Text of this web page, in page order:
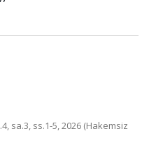
sa.3, ss.1-5, 2026 (Hakemsiz